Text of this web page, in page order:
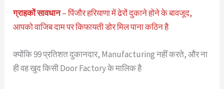
ग्राहकों सावधान– पिंजौर हरियाणा में ढेरों दुकाने होने के बावजूद,
आपको वाजिब दाम पर किफायती डोर मिल पाना कठिन है
क्योंकि 99 प्रतिशत दुकानदार, Manufacturing नहीं करते, और ना
ही वह खुद किसी Door Factory के मालिक है